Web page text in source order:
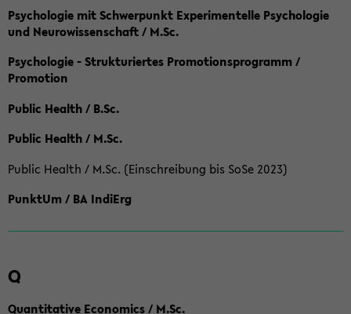
Psychologie mit Schwerpunkt Experimentelle Psychologie
und Neurowissenschaft / M.Sc.
Psychologie - Strukturiertes Promotionsprogramm /
Promotion
Public Health / B.Sc.
Public Health / M.Sc.
Public Health / M.Sc. (Einschreibung bis SoSe 2023)
PunktUm / BA IndiErg
Q
Quantitative Economics / M.Sc.